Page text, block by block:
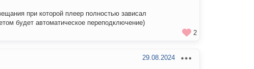
при которой плеер полностью зависал
будет автоматическое переподключение)
2
29.08.2024